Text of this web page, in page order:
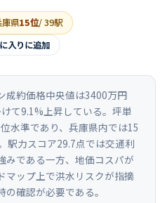
庫県15位/39駅
入りに追加
成約価格中央値は3400万円
て9.1%上昇している。坪単
水準であり、兵庫県内では15
駅力スコア29.7点では交通利
みである一方、地価コスパが
マップ上で洪水リスクが指摘
確認が必要である。